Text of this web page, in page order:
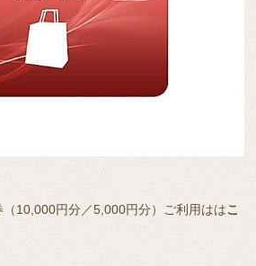
10,000円分／5,000円分）ご利用ははこ